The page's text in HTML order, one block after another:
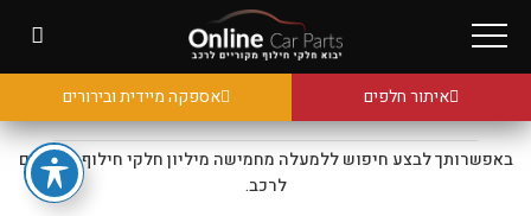
איתור חלפים אספקה מיידית ובירורים
באפשרותך לבצע חיפוש ללמעלה מחמישה מיליון חלקי חילוף מקוריים
לרכב.